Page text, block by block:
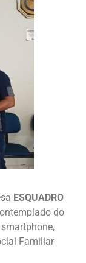
ESQUADRO
do
Familiar